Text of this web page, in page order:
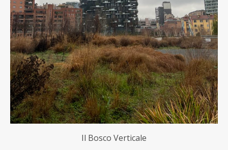
Il Bosco Verticale